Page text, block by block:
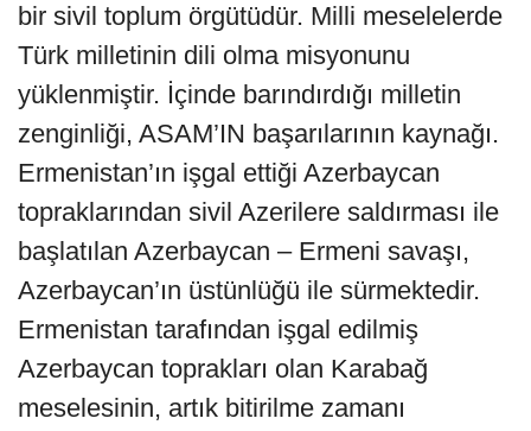
bir sivil toplum örgütüdür. Milli meselelerde
Türk milletinin dili olma misyonunu
yüklenmiştir. İçinde barındırdığı milletin
zenginliği, ASAM’IN başarılarının kaynağı.
Ermenistan’ın işgal ettiği Azerbaycan
topraklarından sivil Azerilere saldırması ile
başlatılan Azerbaycan – Ermeni savaşı,
Azerbaycan’ın üstünlüğü ile sürmektedir.
Ermenistan tarafından işgal edilmiş
Azerbaycan toprakları olan Karabağ
meselesinin, artık bitirilme zamanı